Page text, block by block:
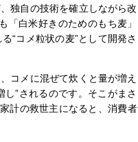
独自の技術を確立しながら改
白米好きのためのもち麦」
“コメ粒状の麦”として開発さ
コメに混ぜて炊くと量が増え
”されるのです。そこがまさ
計の救世主になると、消費者